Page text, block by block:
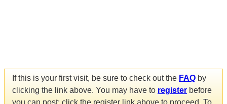
If this is your first visit, be sure to check out the FAQ by
clicking the link above. You may have to register before